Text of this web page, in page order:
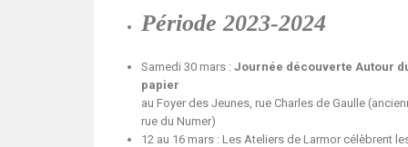
Période 2023-2024
Samedi 30 mars : Journée découverte Autour
papier
au Foyer des Jeunes, rue Charles de Gaulle
rue du Numer)
12 au 16 mars : Les Ateliers de Larmor célèbrent